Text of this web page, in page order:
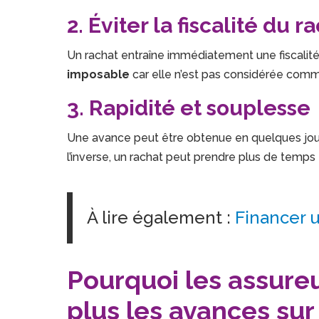
2. Éviter la fiscalité du
Un rachat entraîne immédiatement une
imposable car elle n’est pas considérée
3. Rapidité et souplesse
Une avance peut être obtenue en quelques
l’inverse, un rachat peut prendre plus de
À lire également : Financer
Pourquoi les
plus les avances